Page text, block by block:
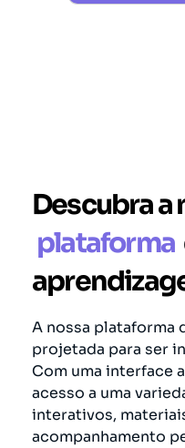
Descubra a
plataforma
A nossa plataforma
projetada para ser
Com uma interface
acesso a uma
interativos,
acompanhamento